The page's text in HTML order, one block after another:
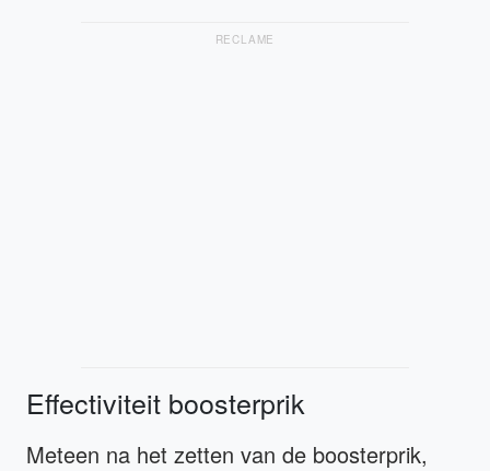
RECLAME
Effectiviteit boosterprik
Meteen na het zetten van de boosterprik,